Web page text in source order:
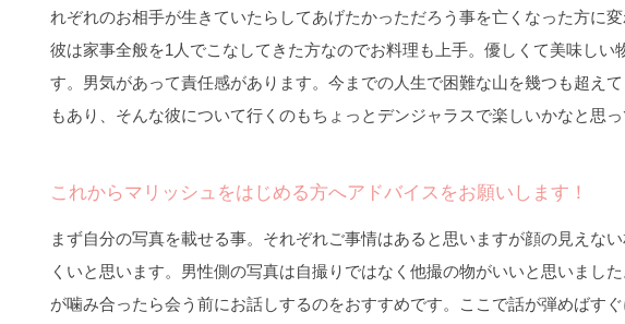
れぞれのお相手が生きていたらしてあげたかっただろう事を亡くなった方に変
彼は家事全般を1人でこなしてきた方なのでお料理も上手。優しくて美味しい
す。男気があって責任感があります。今までの人生で困難な山を幾つも超え
もあり、そんな彼について行くのもちょっとデンジャラスで楽しいかなと思っ
これからマリッシュをはじめる方へアドバイスをお願いします！
まず自分の写真を載せる事。それぞれご事情はあると思いますが顔の見えな
くいと思います。男性側の写真は自撮りではなく他撮の物がいいと思いまし
が噛み合ったら会う前にお話しするのをおすすめです。ここで話が弾めばすぐ